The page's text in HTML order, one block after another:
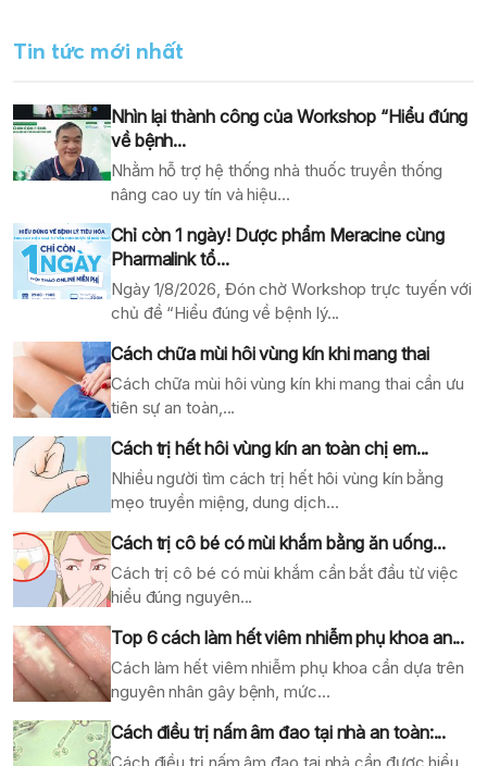
Tin tức mới nhất
Nhìn lại thành công của Workshop “Hiểu đúng
về bệnh...
Nhằm hỗ trợ hệ thống nhà thuốc truyền thống
nâng cao uy tín và hiệu...
Chỉ còn 1 ngày! Dược phẩm Meracine cùng
Pharmalink tổ...
Ngày 1/8/2026, Đón chờ Workshop trực tuyến với
chủ đề “Hiểu đúng về bệnh lý...
Cách chữa mùi hôi vùng kín khi mang thai
Cách chữa mùi hôi vùng kín khi mang thai cần ưu
tiên sự an toàn,...
Cách trị hết hôi vùng kín an toàn chị em...
Nhiều người tìm cách trị hết hôi vùng kín bằng
mẹo truyền miệng, dung dịch...
Cách trị cô bé có mùi khắm bằng ăn uống...
Cách trị cô bé có mùi khắm cần bắt đầu từ việc
hiểu đúng nguyên...
Top 6 cách làm hết viêm nhiễm phụ khoa an...
Cách làm hết viêm nhiễm phụ khoa cần dựa trên
nguyên nhân gây bệnh, mức...
Cách điều trị nấm âm đao tại nhà an toàn:...